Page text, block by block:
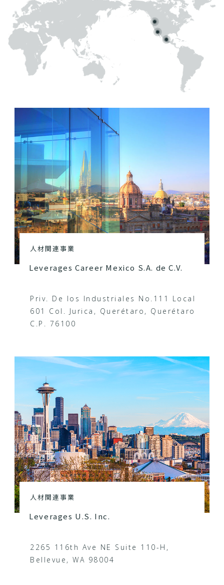
人材関連事業
Leverages Career Mexico S.A. de C.V.
Priv. De los Industriales No.111 Local
601 Col. Jurica, Querétaro, Querétaro
C.P. 76100
人材関連事業
Leverages U.S. Inc.
2265 116th Ave NE Suite 110-H,
Bellevue, WA 98004